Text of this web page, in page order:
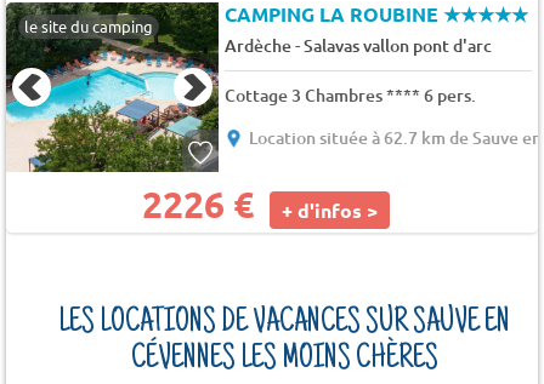
le site du camping CAMPING LA ROUBINE★★★★★
Ardèche-Salavas vallon pont d'arc
Cottage 3 Chambres **** 6 pers.
Location située à 62.7 km de Sauve
2226 € + d'infos >
LES LOCATIONS DE VACANCES SUR SAUVE EN
CÉVENNES LES MOINS CHÈRES